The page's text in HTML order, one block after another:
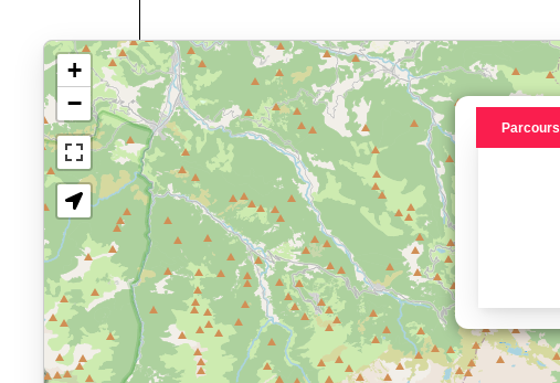
Chargement de la carte pour
Jogging, Course à
Affichage du parcours :
Parcours
+
−